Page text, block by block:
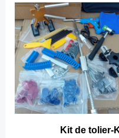
Kit de tolier-